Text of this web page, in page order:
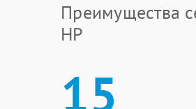
Преимущества
HP
15